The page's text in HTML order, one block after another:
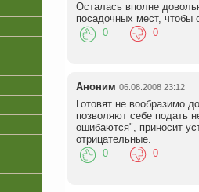
Осталась вполне
посадочных мест, чтобы
0
0
Аноним 06.08.2008 23:12
Готовят не вообразимо
позволяют себе подать
ошибаются", приносит
отрицательные.
0
0